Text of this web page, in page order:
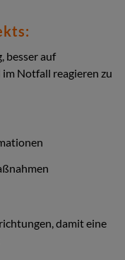
besser auf
Notfall reagieren zu
damit eine